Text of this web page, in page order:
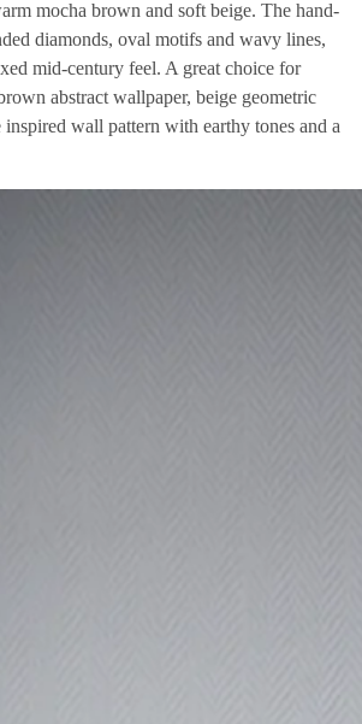
mocha brown and soft beige. The hand-
diamonds, oval motifs and wavy lines,
mid-century feel. A great choice for
abstract wallpaper, beige geometric
wall pattern with earthy tones and a